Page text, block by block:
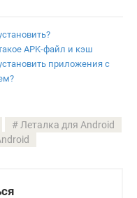
APK-файл и кэш
приложения с
Леталка для Android